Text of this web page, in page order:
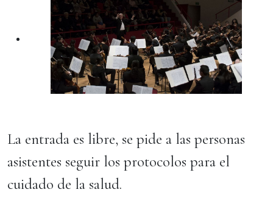
La entrada es libre, se pide a las personas
asistentes seguir los protocolos para el
cuidado de la salud.